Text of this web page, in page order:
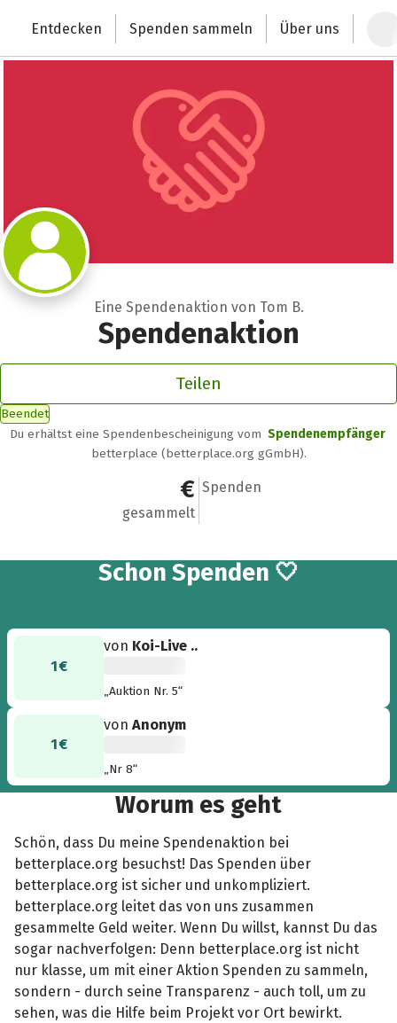
Deutschlands größte Spendenplattform
Entdecken Spenden sammeln Über uns
Eine Spendenaktion von Tom B.
Spendenaktion
Teilen
Beendet
Du erhältst eine Spendenbescheinigung vom Spendenempfänger
betterplace (betterplace.org gGmbH).
2 €
gesammelt
2
Spenden
Schon 2
Spenden 🤍
1 €
von Koi-Live ..
„Auktion Nr. 5“
1 €
vonAnonym
„Nr 8“
Worum es geht
Schön, dass Du meine Spendenaktion bei
betterplace.org besuchst! Das Spenden über
betterplace.org ist sicher und unkompliziert.
betterplace.org leitet das von uns zusammen
gesammelte Geld weiter. Wenn Du willst, kannst Du das
sogar nachverfolgen: Denn betterplace.org ist nicht
nur klasse, um mit einer Aktion Spenden zu sammeln,
sondern - durch seine Transparenz - auch toll, um zu
sehen, was die Hilfe beim Projekt vor Ort bewirkt.